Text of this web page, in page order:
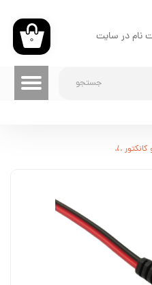
جستجو
۰ نام در سایت